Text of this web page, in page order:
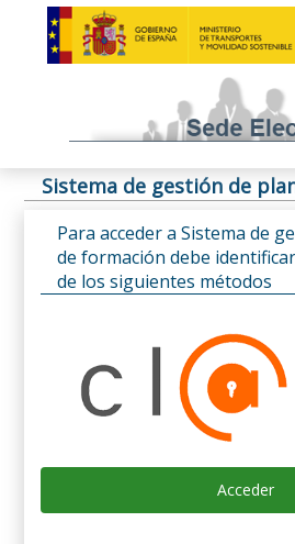
Sistema de gestión de
Para acceder a Sistema de
de formación debe
de los siguientes métodos
Acceder